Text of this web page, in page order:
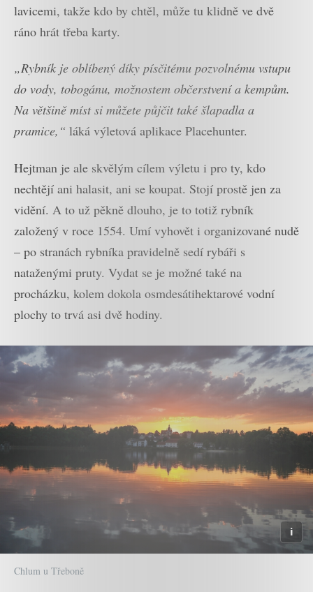
lavicemi, takže kdo by chtěl, může tu klidně ve dvě
ráno hrát třeba karty.
„Rybník je oblíbený díky písčitému pozvolnému vstupu
do vody, tobogánu, možnostem občerstvení a kempům.
Na většině míst si můžete půjčit také šlapadla a
pramice,“ láká výletová aplikace Placehunter.
Hejtman je ale skvělým cílem výletu i pro ty, kdo
nechtějí ani halasit, ani se koupat. Stojí prostě jen za
vidění. A to už pěkně dlouho, je to totiž rybník
založený v roce 1554. Umí vyhovět i organizované nudě
– po stranách rybníka pravidelně sedí rybáři s
nataženými pruty. Vydat se je možné také na
procházku, kolem dokola osmdesátihektarové vodní
plochy to trvá asi dvě hodiny.
Chlum u Třeboně